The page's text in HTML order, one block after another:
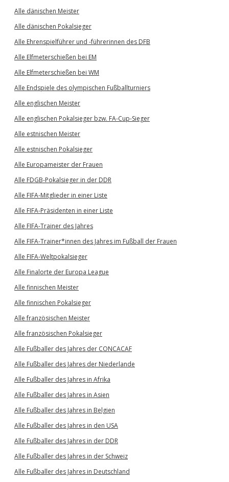
Alle dänischen Meister
Alle dänischen Pokalsieger
Alle Ehrenspielführer und -führerinnen des DFB
Alle Elfmeterschießen bei EM
Alle Elfmeterschießen bei WM
Alle Endspiele des olympischen Fußballturniers
Alle englischen Meister
Alle englischen Pokalsieger bzw. FA-Cup-Sieger
Alle estnischen Meister
Alle estnischen Pokalsieger
Alle Europameister der Frauen
Alle FDGB-Pokalsieger in der DDR
Alle FIFA-Mitglieder in einer Liste
Alle FIFA-Präsidenten in einer Liste
Alle FIFA-Trainer des Jahres
Alle FIFA-Trainer*innen des Jahres im Fußball der Frauen
Alle FIFA-Weltpokalsieger
Alle Finalorte der Europa League
Alle finnischen Meister
Alle finnischen Pokalsieger
Alle französischen Meister
Alle französischen Pokalsieger
Alle Fußballer des Jahres der CONCACAF
Alle Fußballer des Jahres der Niederlande
Alle Fußballer des Jahres in Afrika
Alle Fußballer des Jahres in Asien
Alle Fußballer des Jahres in Belgien
Alle Fußballer des Jahres in den USA
Alle Fußballer des Jahres in der DDR
Alle Fußballer des Jahres in der Schweiz
Alle Fußballer des Jahres in Deutschland